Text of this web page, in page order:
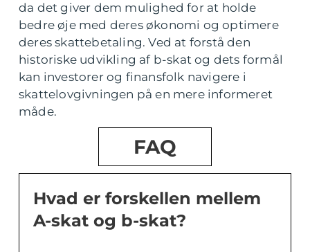
da det giver dem mulighed for at holde
bedre øje med deres økonomi og optimere
deres skattebetaling. Ved at forstå den
historiske udvikling af b-skat og dets formål
kan investorer og finansfolk navigere i
skattelovgivningen på en mere informeret
måde.
FAQ
Hvad er forskellen mellem
A-skat og b-skat?